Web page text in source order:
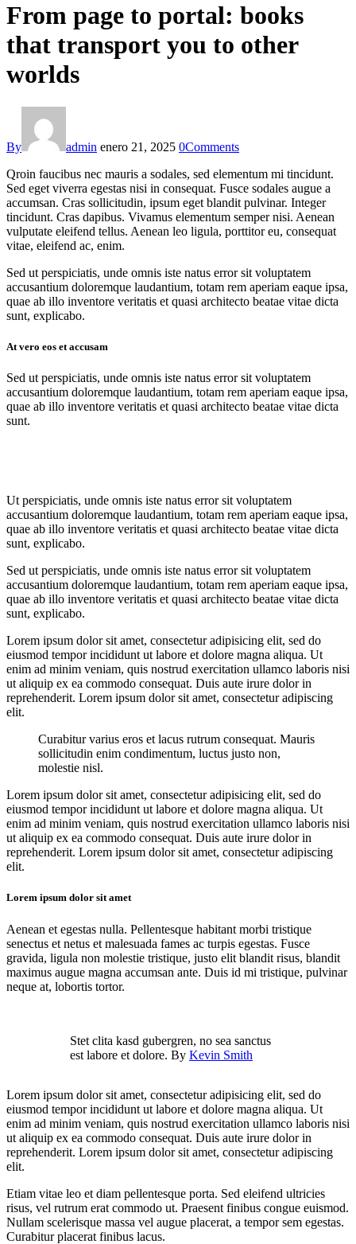
From page to portal: books
that transport you to other
worlds
By admin enero 21, 2025 0Comments
Qroin faucibus nec mauris a sodales, sed elementum mi tincidunt.
Sed eget viverra egestas nisi in consequat. Fusce sodales augue a
accumsan. Cras sollicitudin, ipsum eget blandit pulvinar. Integer
tincidunt. Cras dapibus. Vivamus elementum semper nisi. Aenean
vulputate eleifend tellus. Aenean leo ligula, porttitor eu, consequat
vitae, eleifend ac, enim.
Sed ut perspiciatis, unde omnis iste natus error sit voluptatem
accusantium doloremque laudantium, totam rem aperiam eaque ipsa,
quae ab illo inventore veritatis et quasi architecto beatae vitae dicta
sunt, explicabo.
At vero eos et accusam
Sed ut perspiciatis, unde omnis iste natus error sit voluptatem
accusantium doloremque laudantium, totam rem aperiam eaque ipsa,
quae ab illo inventore veritatis et quasi architecto beatae vitae dicta
sunt.
Ut perspiciatis, unde omnis iste natus error sit voluptatem
accusantium doloremque laudantium, totam rem aperiam eaque ipsa,
quae ab illo inventore veritatis et quasi architecto beatae vitae dicta
sunt, explicabo.
Sed ut perspiciatis, unde omnis iste natus error sit voluptatem
accusantium doloremque laudantium, totam rem aperiam eaque ipsa,
quae ab illo inventore veritatis et quasi architecto beatae vitae dicta
sunt, explicabo.
Lorem ipsum dolor sit amet, consectetur adipisicing elit, sed do
eiusmod tempor incididunt ut labore et dolore magna aliqua. Ut
enim ad minim veniam, quis nostrud exercitation ullamco laboris nisi
ut aliquip ex ea commodo consequat. Duis aute irure dolor in
reprehenderit. Lorem ipsum dolor sit amet, consectetur adipiscing
elit.
Curabitur varius eros et lacus rutrum consequat. Mauris
sollicitudin enim condimentum, luctus justo non,
molestie nisl.
Lorem ipsum dolor sit amet, consectetur adipisicing elit, sed do
eiusmod tempor incididunt ut labore et dolore magna aliqua. Ut
enim ad minim veniam, quis nostrud exercitation ullamco laboris nisi
ut aliquip ex ea commodo consequat. Duis aute irure dolor in
reprehenderit. Lorem ipsum dolor sit amet, consectetur adipiscing
elit.
Lorem ipsum dolor sit amet
Aenean et egestas nulla. Pellentesque habitant morbi tristique
senectus et netus et malesuada fames ac turpis egestas. Fusce
gravida, ligula non molestie tristique, justo elit blandit risus, blandit
maximus augue magna accumsan ante. Duis id mi tristique, pulvinar
neque at, lobortis tortor.
Stet clita kasd gubergren, no sea sanctus
est labore et dolore. By Kevin Smith
Lorem ipsum dolor sit amet, consectetur adipisicing elit, sed do
eiusmod tempor incididunt ut labore et dolore magna aliqua. Ut
enim ad minim veniam, quis nostrud exercitation ullamco laboris nisi
ut aliquip ex ea commodo consequat. Duis aute irure dolor in
reprehenderit. Lorem ipsum dolor sit amet, consectetur adipiscing
elit.
Etiam vitae leo et diam pellentesque porta. Sed eleifend ultricies
risus, vel rutrum erat commodo ut. Praesent finibus congue euismod.
Nullam scelerisque massa vel augue placerat, a tempor sem egestas.
Curabitur placerat finibus lacus.